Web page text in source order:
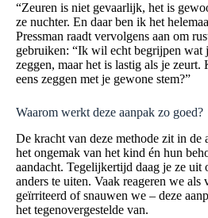
“Zeuren is niet gevaarlijk, het is
ze nuchter. En daar ben ik het
Pressman raadt vervolgens aan om
gebruiken: “Ik wil echt begrijpen wat
zeggen, maar het is lastig als je zeurt.
eens zeggen met je gewone stem?”
Waarom werkt deze aanpak zo goed?
De kracht van deze methode zit in de
het ongemak van het kind én hun
aandacht. Tegelijkertijd daag je ze uit
anders te uiten. Vaak reageren we als
geïrriteerd of snauwen we – deze
het tegenovergestelde van.